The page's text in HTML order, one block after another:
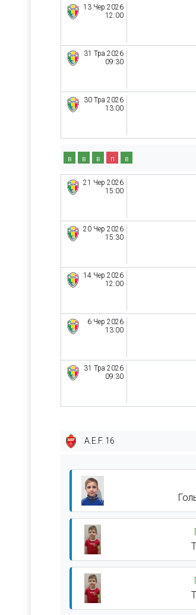
13 Чер 2026
12:00
31 Тра 2026
09:30
30 Тра 2026
13:00
в в в п в
21 Чер 2026
15:00
20 Чер 2026
15:30
14 Чер 2026
12:00
6 Чер 2026
13:00
31 Тра 2026
09:30
A.E.F. 16